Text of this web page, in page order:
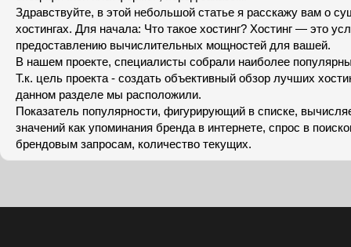
Здравствуйте, в этой небольшой статье я расскажу вам о
хостингах. Для начала: Что такое хостинг? Хостинг — это
предоставлению вычислительных мощностей для вашей.
В нашем проекте, специалисты собрали наиболее
Т.к. цель проекта - создать объективный обзор лучших
данном разделе мы расположили.
Показатель популярности, фигурирующий в списке,
значений как упоминания бренда в интернете, спрос в
брендовым запросам, количество текущих.